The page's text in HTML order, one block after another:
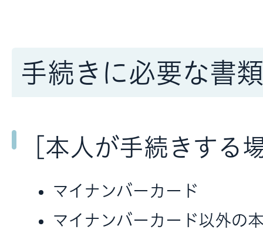
手続きに必要な書類
［本人が手続きする
マイナンバーカード
マイナンバーカード以外の